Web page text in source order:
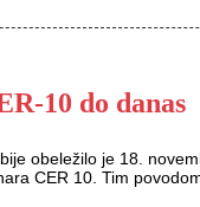
10 do danas
obeležilo je 18.
CER 10. Tim